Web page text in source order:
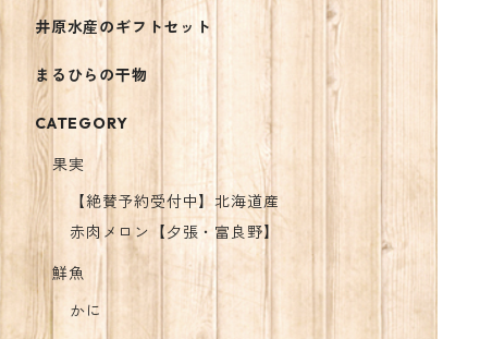
井原水産のギフトセット
まるひらの干物
CATEGORY
果実
【絶賛予約受付中】北海道産
赤肉メロン【夕張・富良野】
鮮魚
かに